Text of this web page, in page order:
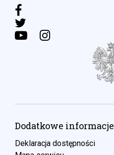
Dodatkowe informacje
Deklaracja dostępności